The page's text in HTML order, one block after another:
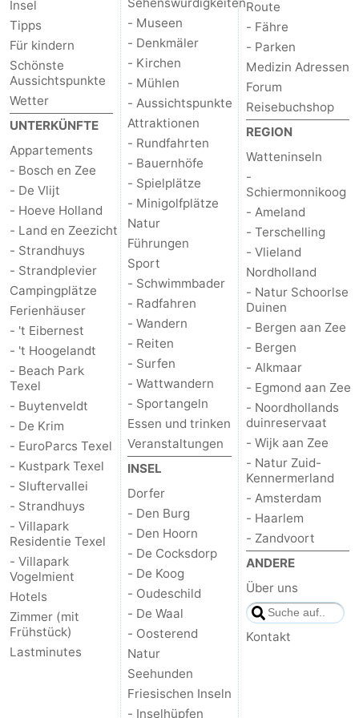
Schoorlse
Duinen
Bergen
aan
Zee
-
Bergen
-
Alkmaar
-
aan
Zee
Noordhollands
duinreservaat
-
Wijk
aan
Zee
-
Natur
Zuid-
Kennermerland
-
Amsterdam
-
Haarlem
-
Zandvoort
Wetter
Kontakt
Insel
Tipps
Für kindern
Schönste
Aussichtspunkte
Wetter
UNTERKÜNFTE
Appartements
- Bosch en Zee
- De Vlijt
- Hoeve Holland
- Land en Zeezicht
- Strandhuys
- Strandplevier
Campingplätze
Ferienhäuser
- 't Eibernest
- 't Hoogelandt
- Beach Park
Texel
- Buytenveldt
- De Krim
- EuroParcs Texel
- Kustpark Texel
- Sluftervallei
- Strandhuys
- Villapark
Residentie Texel
- Villapark
Vogelmient
Hotels
Zimmer (mit
Frühstück)
Lastminutes
Sehenswürdigkeiten
- Museen
- Denkmäler
- Kirchen
- Mühlen
- Aussichtspunkte
Attraktionen
- Rundfahrten
- Bauernhöfe
- Spielplätze
- Minigolfplätze
Natur
Führungen
Sport
- Schwimmbader
- Radfahren
- Wandern
- Reiten
- Surfen
- Wattwandern
- Sportangeln
Essen und trinken
Veranstaltungen
INSEL
Dorfer
- Den Burg
- Den Hoorn
- De Cocksdorp
- De Koog
- Oudeschild
- De Waal
- Oosterend
Natur
Seehunden
Friesischen Inseln
- Inselhüpfen
Route
- Fähre
- Parken
Medizin Adressen
Forum
Reisebuchshop
REGION
Watteninseln
-
Schiermonnikoog
- Ameland
- Terschelling
- Vlieland
Nordholland
- Natur Schoorlse
Duinen
- Bergen aan Zee
- Bergen
- Alkmaar
- Egmond aan Zee
- Noordhollands
duinreservaat
- Wijk aan Zee
- Natur Zuid-
Kennermerland
- Amsterdam
- Haarlem
- Zandvoort
ANDERE
Über uns
Kontakt